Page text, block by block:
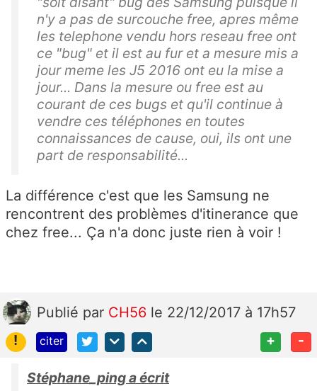
n'y a pas de surcouche free, apres même
les telephone vendu hors reseau free ont
ce "bug" et il est au fur et a mesure mis a
jour meme les J5 2016 ont eu la mise a
jour... Dans la mesure ou free est au
courant de ces bugs et qu'il continue à
vendre ces téléphones en toutes
connaissances de cause, oui, ils ont une
part de responsabilité...
La différence c'est que les Samsung ne
rencontrent des problèmes d'itinerance que
chez free... Ça n'a donc juste rien à voir !
Publié par CH56 le 22/12/2017 à 17h57
!
citer + -
Stéphane_ping a écrit